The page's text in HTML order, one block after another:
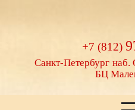
+7 (812)
Санкт-Петербург наб.
БЦ